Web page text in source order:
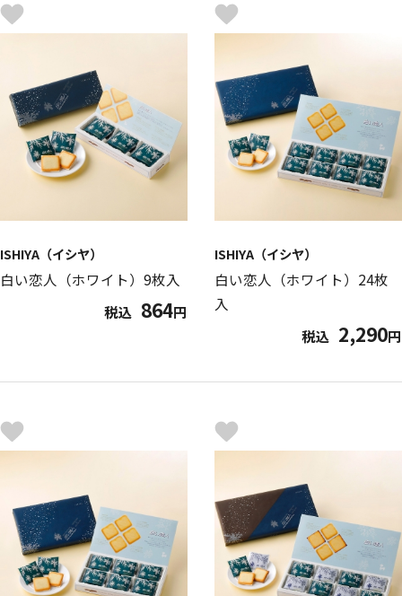
ISHIYA（イシヤ）
白い恋人（ホワイト）9枚入
税込 864円
ISHIYA（イシヤ）
白い恋人（ホワイト）24枚
入
税込 2,290円